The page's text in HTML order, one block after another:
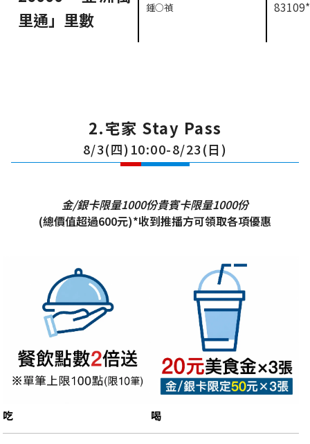
里通」里數
鍾○禎
2.宅家 Stay Pass
8/3(四)10:00-8/23(日)
金/銀卡限量1000份貴賓卡限量1000份
(總價值超過600元)*收到推播方可領取各項優惠
吃 喝